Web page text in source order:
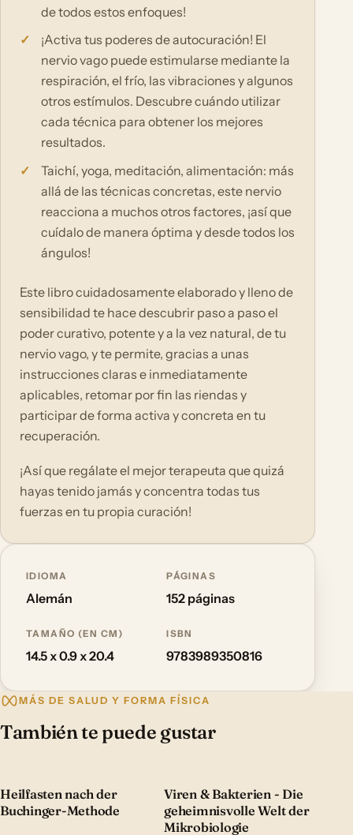
de todos estos enfoques!
¡Activa tus poderes de autocuración! El
nervio vago puede estimularse mediante la
respiración, el frío, las vibraciones y algunos
otros estímulos. Descubre cuándo utilizar
cada técnica para obtener los mejores
resultados.
Taichí, yoga, meditación, alimentación: más
allá de las técnicas concretas, este nervio
reacciona a muchos otros factores, ¡así que
cuídalo de manera óptima y desde todos los
ángulos!
Este libro cuidadosamente elaborado y lleno de
sensibilidad te hace descubrir paso a paso el
poder curativo, potente y a la vez natural, de tu
nervio vago, y te permite, gracias a unas
instrucciones claras e inmediatamente
aplicables, retomar por fin las riendas y
participar de forma activa y concreta en tu
recuperación.
¡Así que regálate el mejor terapeuta que quizá
hayas tenido jamás y concentra todas tus
fuerzas en tu propia curación!
IDIOMA
Alemán
PÁGINAS
152 páginas
TAMAÑO (EN CM)
14.5 x 0.9 x 20.4
ISBN
9783989350816
MÁS DE SALUD Y FORMA FÍSICA
También te puede gustar
Heilfasten nach der
Buchinger-Methode
Viren & Bakterien - Die
geheimnisvolle Welt der
Mikrobiologie